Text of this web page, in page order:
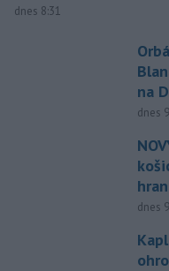
dnes 8:31
na
dnes
dnes